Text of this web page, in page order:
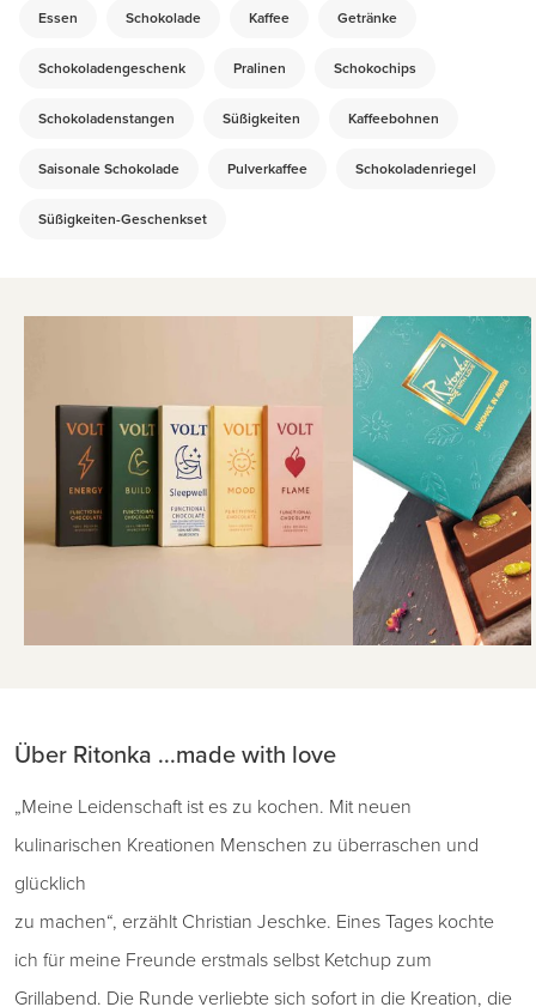
Essen Schokolade Kaffee Getränke
Schokoladengeschenk Pralinen Schokochips
Schokoladenstangen Süßigkeiten Kaffeebohnen
Saisonale Schokolade Pulverkaffee Schokoladenriegel
Süßigkeiten-Geschenkset
Über Ritonka ...made with love
„Meine Leidenschaft ist es zu kochen. Mit neuen
kulinarischen Kreationen Menschen zu überraschen und
glücklich
zu machen“, erzählt Christian Jeschke. Eines Tages kochte
ich für meine Freunde erstmals selbst Ketchup zum
Grillabend. Die Runde verliebte sich sofort in die Kreation, die